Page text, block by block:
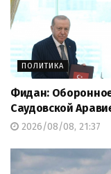
ПОЛИТИКА
Фидан:
Саудовской
2026/08/08, 21:37